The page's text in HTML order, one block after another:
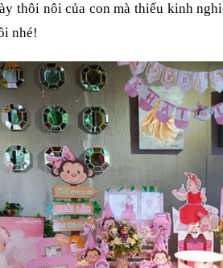
thôi nôi của con mà thiếu kinh
nhé!